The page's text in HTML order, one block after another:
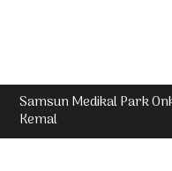
Samsun Medikal Park
Kemal